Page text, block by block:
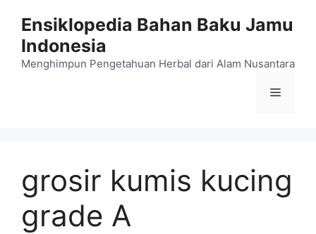
Ensiklopedia Bahan Baku Jamu
Indonesia
Menghimpun Pengetahuan Herbal dari Alam Nusantara
Menu
grosir kumis kucing
grade A